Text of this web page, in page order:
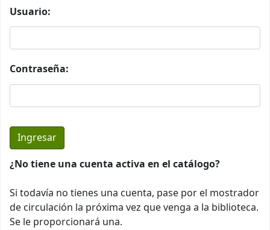
Usuario:
Contraseña:
¿No tiene una cuenta activa en el catálogo?
Si todavía no tienes una cuenta, pase por el mostrador
de circulación la próxima vez que venga a la biblioteca.
Se le proporcionará una.